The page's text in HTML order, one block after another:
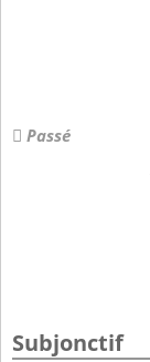
Passé
Subjonctif